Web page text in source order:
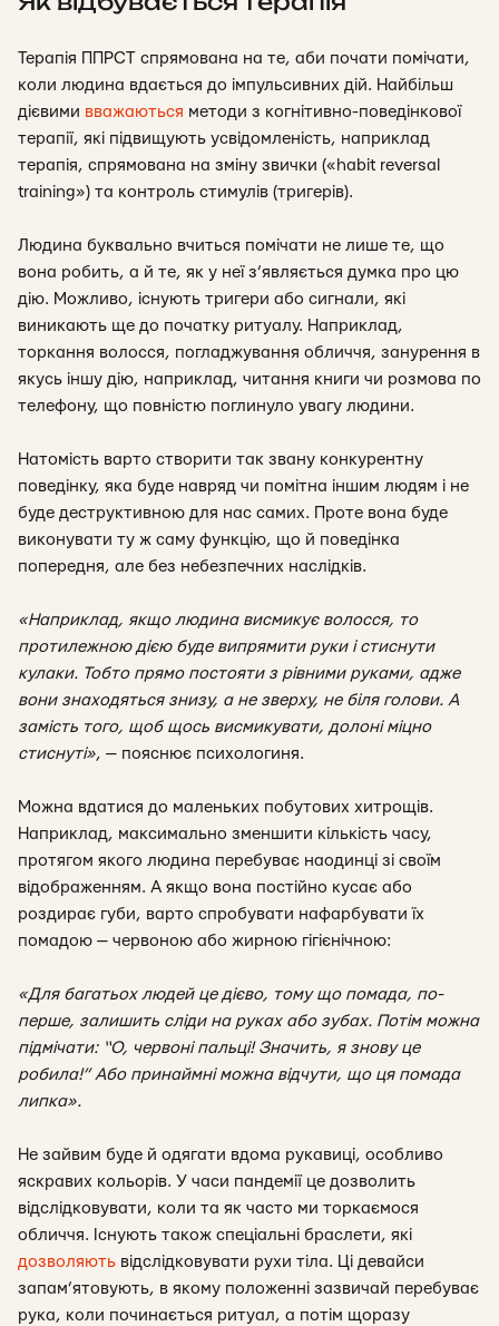
Терапія ППРСТ спрямована на те, аби почати помічати,
коли людина вдається до імпульсивних дій. Найбільш
дієвими вважаються методи з когнітивно-поведінкової
терапії, які підвищують усвідомленість, наприклад
терапія, спрямована на зміну звички (« habit reversal
training») та контроль стимулів (тригерів).
Людина буквально вчиться помічати не лише те, що
вона робить, а й те, як у неї з’являється думка про цю
дію. Можливо, існують тригери або сигнали, які
виникають ще до початку ритуалу. Наприклад,
торкання волосся, погладжування обличчя, занурення в
якусь іншу дію, наприклад, читання книги чи розмова по
телефону, що повністю поглинуло увагу людини.
Натомість варто створити так звану конкурентну
поведінку, яка буде навряд чи помітна іншим людям і не
буде деструктивною для нас самих. Проте вона буде
виконувати ту ж саму функцію, що й поведінка
попередня, але без небезпечних наслідків.
«Наприклад, якщо людина висмикує волосся, то
протилежною дією буде випрямити руки і стиснути
кулаки. Тобто прямо постояти з рівними руками, адже
вони знаходяться знизу, а не зверху, не біля голови. А
замість того, щоб щось висмикувати, долоні міцно
стиснуті», — пояснює психологиня.
Можна вдатися до маленьких побутових хитрощів.
Наприклад, максимально зменшити кількість часу,
протягом якого людина перебуває наодинці зі своїм
відображенням. А якщо вона постійно кусає або
роздирає губи, варто спробувати нафарбувати їх
помадою — червоною або жирною гігієнічною:
«Для багатьох людей це дієво, тому що помада, по-
перше, залишить сліди на руках або зубах. Потім можна
підмічати: “О, червоні пальці! Значить, я знову це
робила!” Або принаймні можна відчути, що ця помада
липка».
Не зайвим буде й одягати вдома рукавиці, особливо
яскравих кольорів. У часи пандемії це дозволить
відслідковувати, коли та як часто ми торкаємося
обличчя. Існують також спеціальні браслети, які
дозволяють відслідковувати рухи тіла. Ці девайси
запам’ятовують, в якому положенні зазвичай перебуває
рука, коли починається ритуал, а потім щоразу